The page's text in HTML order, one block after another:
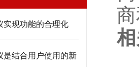
实现功能的合理化
是结合用户使用的新